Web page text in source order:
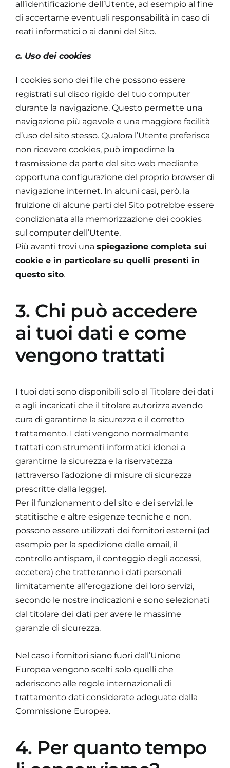
all’identificazione dell’Utente, ad esempio al fine
di accertarne eventuali responsabilità in caso di
reati informatici o ai danni del Sito.
c. Uso dei cookies
I cookies sono dei file che possono essere
registrati sul disco rigido del tuo computer
durante la navigazione. Questo permette una
navigazione più agevole e una maggiore facilità
d’uso del sito stesso. Qualora l’Utente preferisca
non ricevere cookies, può impedirne la
trasmissione da parte del sito web mediante
opportuna configurazione del proprio browser di
navigazione internet. In alcuni casi, però, la
fruizione di alcune parti del Sito potrebbe essere
condizionata alla memorizzazione dei cookies
sul computer dell’Utente.
Più avanti trovi una spiegazione completa sui
cookie e in particolare su quelli presenti in
questo sito.
3. Chi può accedere
ai tuoi dati e come
vengono trattati
I tuoi dati sono disponibili solo al Titolare dei dati
e agli incaricati che il titolare autorizza avendo
cura di garantirne la sicurezza e il corretto
trattamento. I dati vengono normalmente
trattati con strumenti informatici idonei a
garantirne la sicurezza e la riservatezza
(attraverso l’adozione di misure di sicurezza
prescritte dalla legge).
Per il funzionamento del sito e dei servizi, le
statitische e altre esigenze tecniche e non,
possono essere utilizzati dei fornitori esterni (ad
esempio per la spedizione delle email, il
controllo antispam, il conteggio degli accessi,
eccetera) che tratteranno i dati personali
limitatamente all’erogazione dei loro servizi,
secondo le nostre indicazioni e sono selezionati
dal titolare dei dati per avere le massime
garanzie di sicurezza.
Nel caso i fornitori siano fuori dall’Unione
Europea vengono scelti solo quelli che
aderiscono alle regole internazionali di
trattamento dati considerate adeguate dalla
Commissione Europea.
4. Per quanto tempo